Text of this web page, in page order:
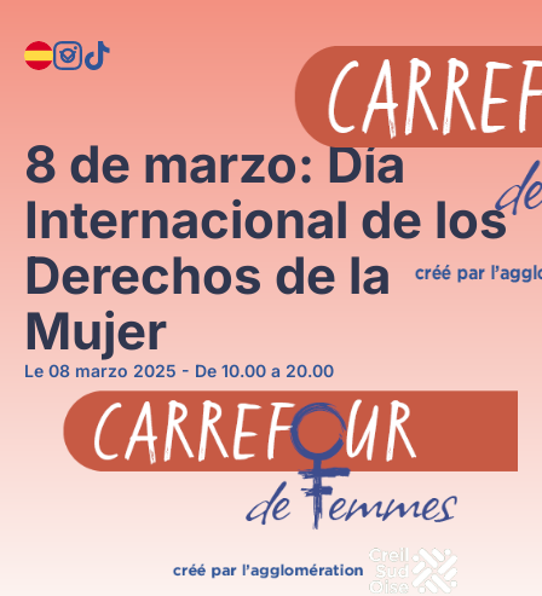
8 de marzo: Día
Internacional de los
Derechos de la
Mujer
Le 08 marzo 2025 - De 10.00 a 20.00